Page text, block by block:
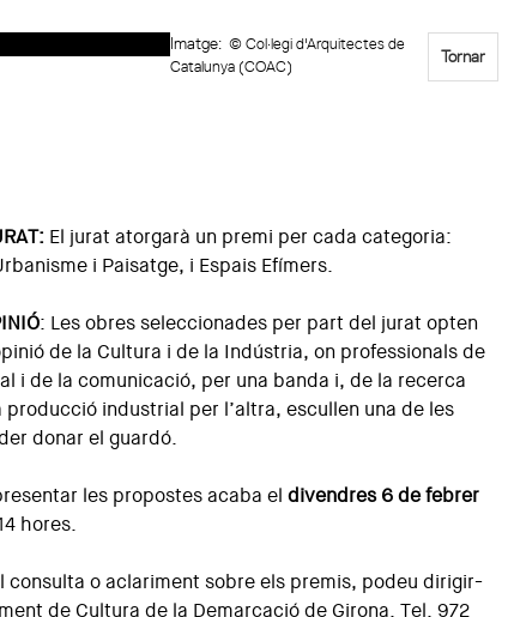
Tornar
Imatge: © Col·legi d'Arquitectes de
Catalunya (COAC)
El jurat atorgarà un premi per cada categoria:
i Paisatge, i Espais Efímers.
: Les obres seleccionades per part del jurat opten
de la Cultura i de la Indústria, on professionals de
i de la comunicació, per una banda i, de la recerca
industrial per l’altra, escullen una de les
donar el guardó.
les propostes acaba eldivendres 6 de febrer
hores.
consulta o aclariment sobre els premis, podeu dirigir-
de Cultura de la Demarcació de Girona. Tel. 972